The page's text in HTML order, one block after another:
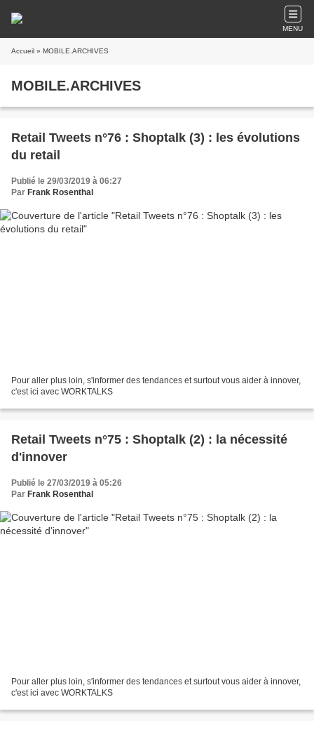
MENU
Accueil » MOBILE.ARCHIVES
MOBILE.ARCHIVES
Retail Tweets n°76 : Shoptalk (3) : les évolutions
du retail
Publié le 29/03/2019 à 06:27
Par Frank Rosenthal
Pour aller plus loin, s'informer des tendances et surtout vous aider à innover,
c'est ici avec WORKTALKS
Retail Tweets n°75 : Shoptalk (2) : la nécessité
d'innover
Publié le 27/03/2019 à 05:26
Par Frank Rosenthal
Pour aller plus loin, s'informer des tendances et surtout vous aider à innover,
c'est ici avec WORKTALKS